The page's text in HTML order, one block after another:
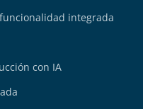
integrada
con IA